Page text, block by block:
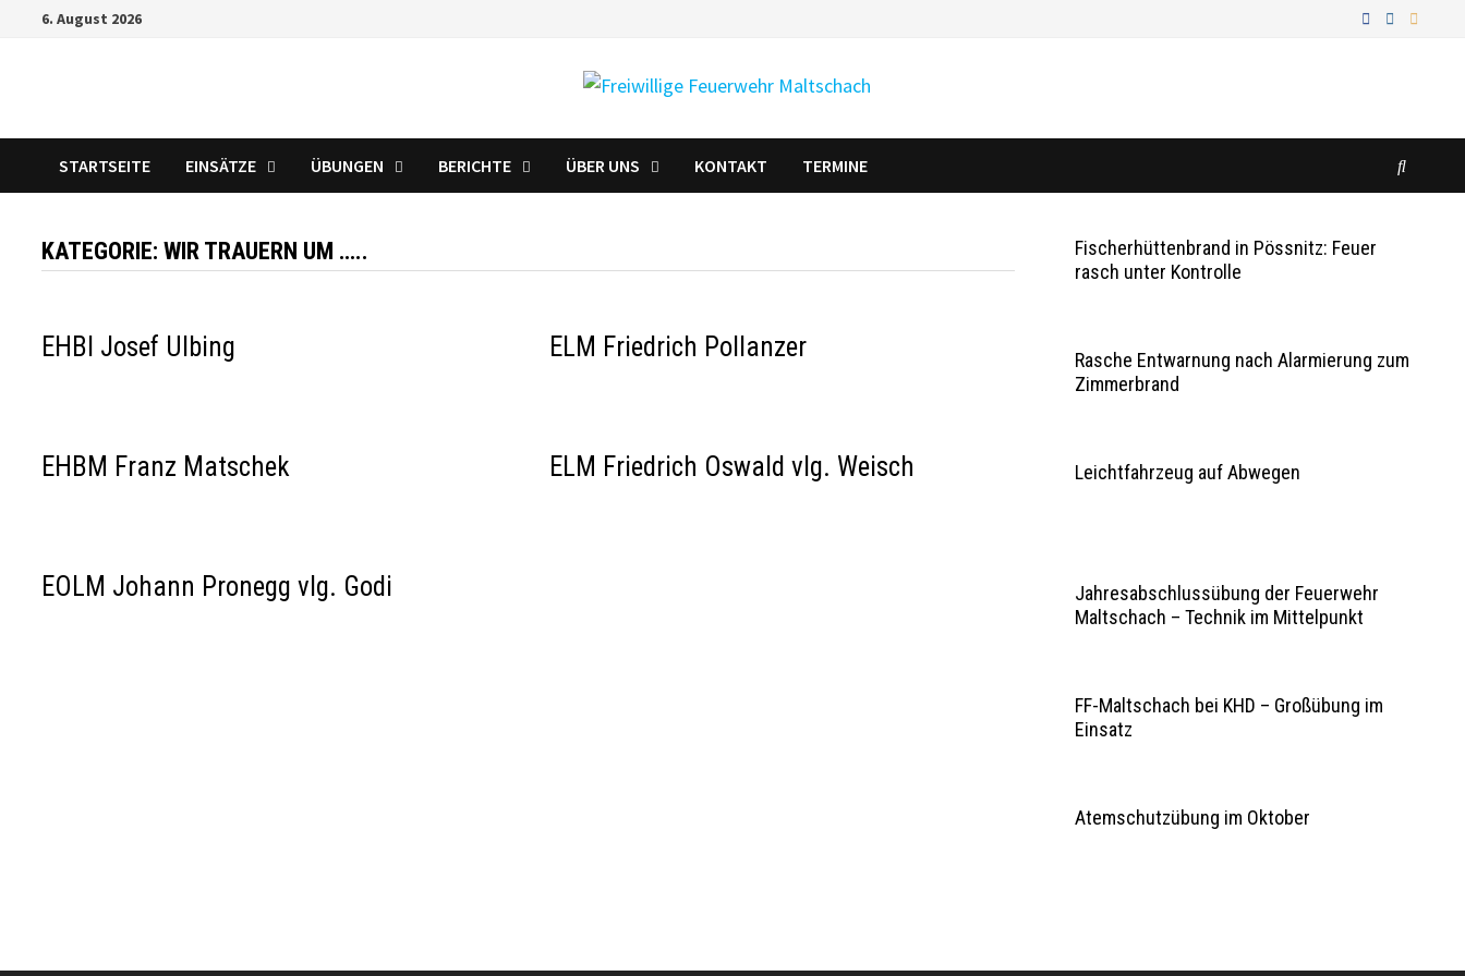
6. August 2026
STARTSEITE EINSÄTZE ÜBUNGEN BERICHTE ÜBER UNS KONTAKT TERMINE
KATEGORIE:WIR TRAUERN UM …..
EHBI Josef Ulbing ELM Friedrich Pollanzer
EHBM Franz Matschek ELM Friedrich Oswald vlg. Weisch
EOLM Johann Pronegg vlg. Godi
Fischerhüttenbrand in Pössnitz: Feuer
rasch unter Kontrolle
Rasche Entwarnung nach Alarmierung zum
Zimmerbrand
Leichtfahrzeug auf Abwegen
Jahresabschlussübung der Feuerwehr
Maltschach – Technik im Mittelpunkt
FF-Maltschach bei KHD – Großübung im
Einsatz
Atemschutzübung im Oktober